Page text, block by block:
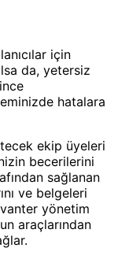
için
da, yetersiz
hatalara
ekip üyeleri
becerilerini
sağlanan
ve belgeleri
yönetim
araçlarından